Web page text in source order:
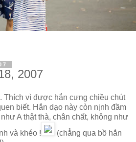
2007
Thích vì được hắn cưng chiều chút
biết. Hắn dạo này còn nịnh đầm
A thật thà, chân chất, không như
và khéo !
(chẳng qua bồ hắn